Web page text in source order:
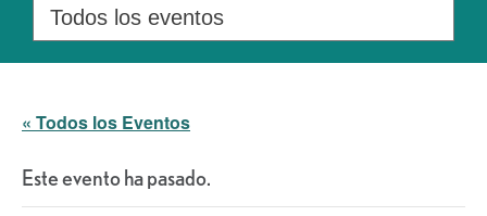
« Todos los Eventos
Este evento ha pasado.